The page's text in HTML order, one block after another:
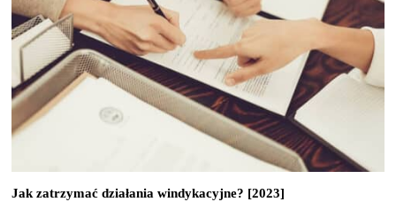
Jak zatrzymać działania windykacyjne? [2023]